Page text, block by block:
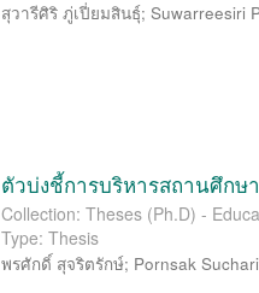
สุวารีศิริ ภู่เปี่ยมสินธุ์;Suwarreesiri
ตัวบ่งชี้การบริหารสถานศึกษ
Collection: Theses (Ph.D) -
Type: Thesis
พรศักดิ์ สุจริตรักษ์; Pornsak